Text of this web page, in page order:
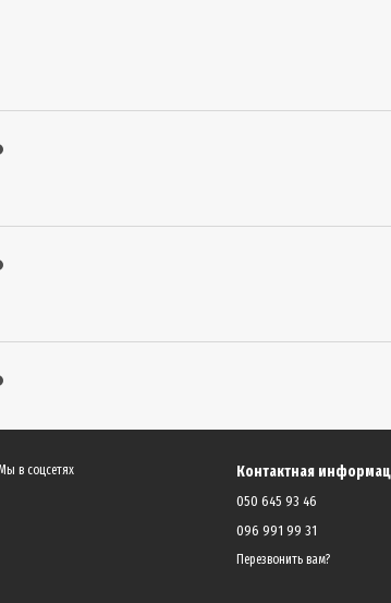
Мы в соцсетях Контактная
050 645 93 46
096 991 99 31
Перезвонить вам?